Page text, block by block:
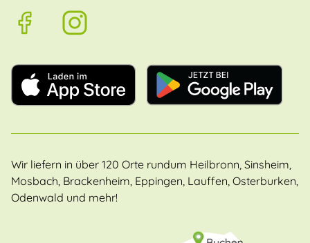
Wir liefern in über 120 Orte rundum Heilbronn, Sinsheim,
Mosbach, Brackenheim, Eppingen, Lauffen, Osterburken,
Odenwald und mehr!